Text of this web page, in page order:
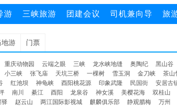
游 三峡旅游 团建会议 司机兼向导 旅
地游 门票
重庆动物园 云端之眼 三峡 龙水峡地缝 奥陶纪 黑山谷
小三峡 张飞庙 天坑三桥 一棵树 雪玉洞 金刀峡 茶山
红池坝 神龟峡 酉阳桃花源 印象武隆 民国街 安居古
南川 綦江 酉阳 龙泉谷 神女溪 美樱花海 双桂山
驿 赵云山 两江国际影视城 麒麟俱乐部 静观腊梅 万州